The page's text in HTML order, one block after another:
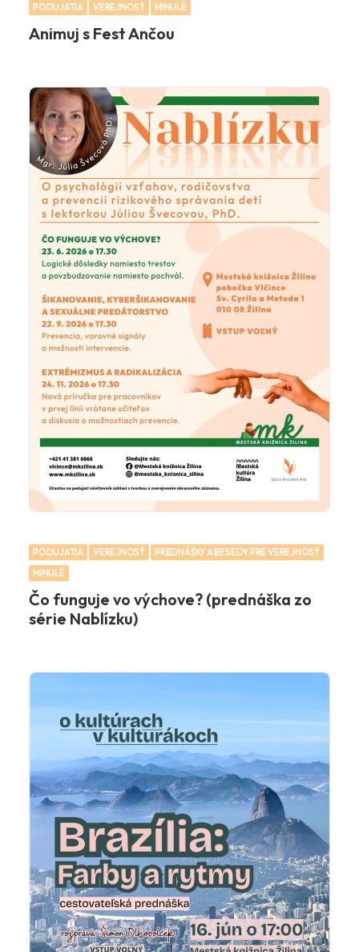
PODUJATIA VEREJNOSŤ MINULÉ
Animuj s Fest Ančou
PODUJATIA VEREJNOSŤ
PREDNÁŠKY A BESEDY PRE VEREJNOSŤ
MINULÉ
Čo funguje vo výchove? (prednáška zo
série Nablízku)